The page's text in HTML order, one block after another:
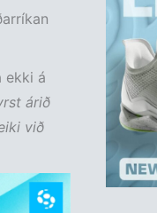
ekki á
árið
við